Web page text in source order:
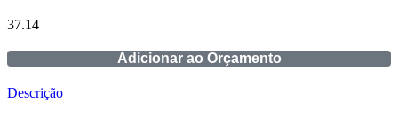
37.14
Adicionar ao Orçamento
Descrição